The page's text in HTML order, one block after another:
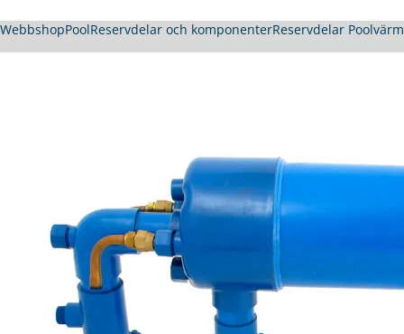
WebbshopPoolReservdelar och komponenterReservdelar